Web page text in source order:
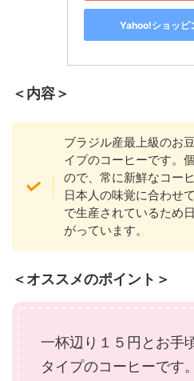
Yahoo!ショッピ
＜内容＞
ブラジル産最上級のお
イプのコーヒーです。
ので、常に新鮮なコー
日本人の味覚に合わせ
で生産されているため
がっています。
＜オススメのポイント＞
一杯辺り１５円とお手
タイプのコーヒーです